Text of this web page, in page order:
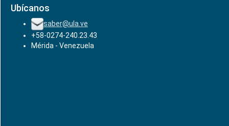
Ubícanos
saber@ula.ve
+58-0274-240.23.43
Mérida - Venezuela